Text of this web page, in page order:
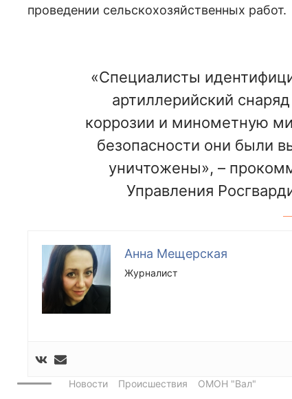
проведении сельскохозяйственных работ.
«Специалисты
артиллерийский
коррозии и минометную
безопасности они были
уничтожены», –
Управления
Анна Мещерская
Журналист
Новости Происшествия ОМОН "Вал"